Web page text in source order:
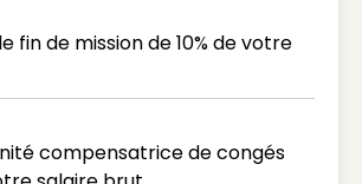
fin de mission de 10% de votre
compensatrice de congés